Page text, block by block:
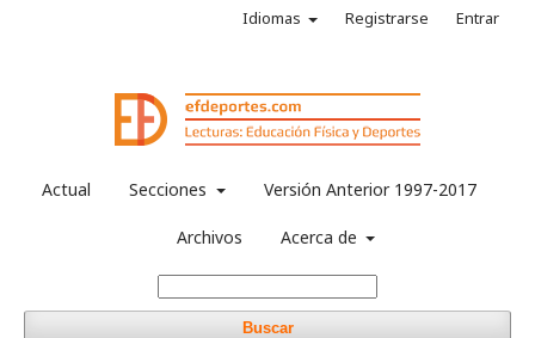
Actual Secciones Versión Anterior 1997-2017
Archivos Acerca de
Buscar
Idiomas Registrarse Entrar